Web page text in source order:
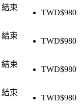
結束
TWD$980
結束
TWD$980
結束
TWD$980
結束
TWD$980